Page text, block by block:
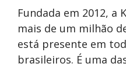
Fundada em 2012, a
mais de um milhão
está presente em
brasileiros. É uma